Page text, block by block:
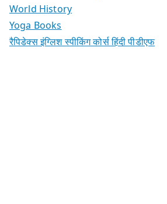
World History
Yoga Books
रैपिडेक्स इंग्लिश स्पीकिंग कोर्स हिंदी पीडीएफ